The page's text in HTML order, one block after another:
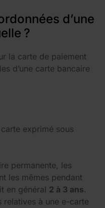
d’une
?
la carte de paiement
d’une carte bancaire
exprimé sous
permanente, les
les mêmes pendant
en général 2 à 3 ans.
relatives à une e-carte